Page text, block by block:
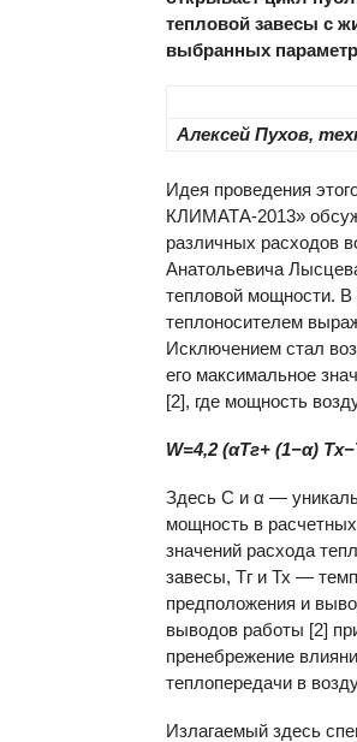
тепловой завесы с
выбранных
Алексей Пухов,
Идея проведения
КЛИМАТА-2013»
различных расходов
Анатольевича
тепловой мощности.
теплоносителем
Исключением стал
его максимальное
[2], где мощность
W=4,2 (αТг+ (1−α)
Здесь С и α —
мощность в
значений расхода
завесы, Тг и Тх —
предположения и
выводов работы [2]
пренебрежение
теплопередачи в
Излагаемый здесь